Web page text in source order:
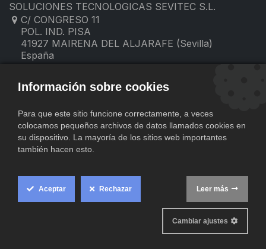
SOLUCIONES TECNOLOGICAS SEVITEC S.L.
C/ CONGRESO 11
POL. IND. PISA
41927 MAIRENA DEL ALJARAFE (Sevilla)
España
contacto@sevitec.es
Copyright © SOLUCIONES TECNOLOGICAS SEVITEC S.L.
- El mejorComercio
electrónico de código abierto
Cookie
Información sobre cookies
Para que este sitio funcione correctamente, a veces
colocamos pequeños archivos de datos llamados cookies en
su dispositivo. La mayoría de los sitios web importantes
también hacen esto.
Aceptar Rechazar Leer más
Cambiar ajustes